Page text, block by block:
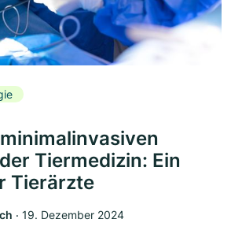
Tiermedizin: Ein
Tierärzte
‧ 19. Dezember 2024